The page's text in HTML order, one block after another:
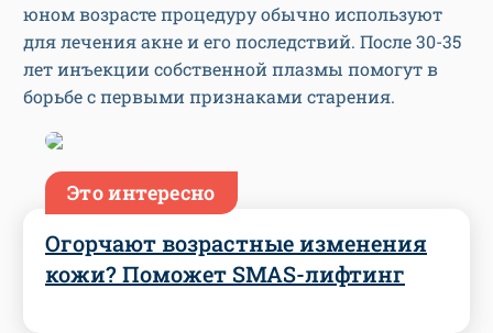
юном возрасте процедуру обычно используют
для лечения акне и его последствий. После 30-35
лет инъекции собственной плазмы помогут в
борьбе с первыми признаками старения.
Это интересно
Огорчают возрастные изменения
кожи? Поможет SMAS-лифтинг